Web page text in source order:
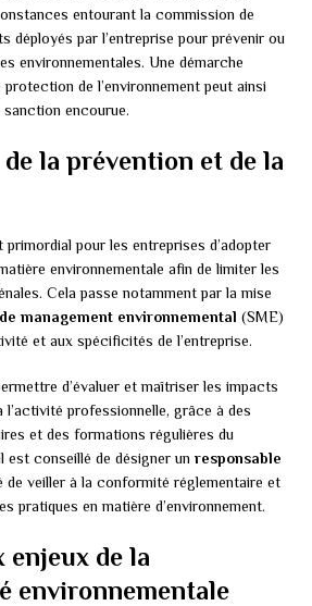
entourant la commission de
déployés par l’entreprise pour prévenir ou
environnementales. Une démarche
de l’environnement peut ainsi
encourue.
de la prévention et de la
pour les entreprises d’adopter
environnementale afin de limiter les
Cela passe notamment par la mise
management environnemental (SME)
et aux spécificités de l’entreprise.
d’évaluer et maîtriser les impacts
l’activité professionnelle, grâce à des
et des formations régulières du
est conseillé de désigner un responsable
de veiller à la conformité réglementaire et
pratiques en matière d’environnement.
enjeux de la
environnementale